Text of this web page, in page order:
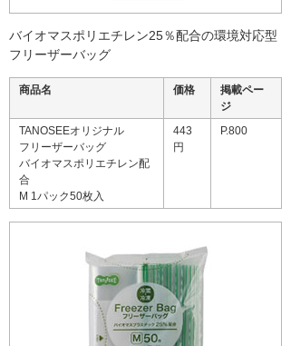
バイオマスポリエチレン25％配合の環境対応型
フリーザーバッグ
商品名 価格
掲載ペー
ジ
TANOSEEオリジナル
フリーザーバッグ
バイオマスポリエチレン配
合
M 1パック50枚入
443
円
P.800